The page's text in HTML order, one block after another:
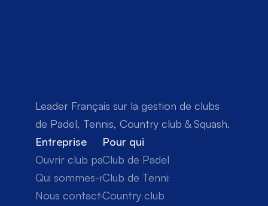
Leader Français sur la gestion de clubs
de Padel, Tennis, Country club & Squash.
Entreprise
Ouvrir club padel
Qui sommes-nous
Nous contacter
Pour qui
Club de Padel
Club de Tennis
Country club